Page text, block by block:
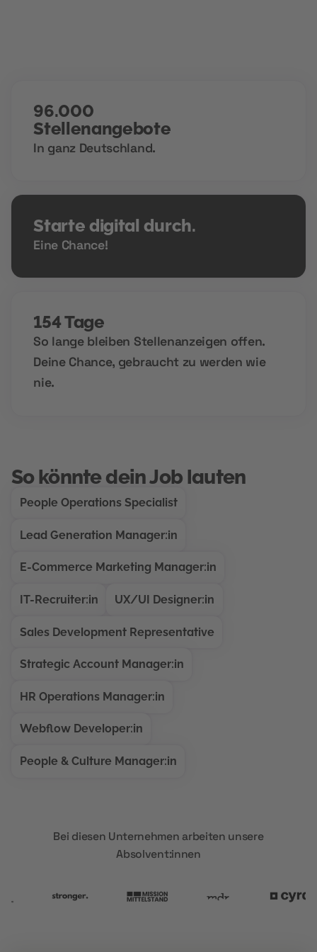
96.000
Stellenangebote
In ganz Deutschland.
Starte digital durch.
Eine Chance!
154 Tage
So lange bleiben Stellenanzeigen offen.
Deine Chance, gebraucht zu werden wie
nie.
So könnte dein Job lauten
People Operations Specialist
Lead Generation Manager:in
E-Commerce Marketing Manager:in
IT-Recruiter:in UX/UI Designer:in
Sales Development Representative
Strategic Account Manager:in
HR Operations Manager:in
Webflow Developer:in
People & Culture Manager:in
Bei diesen Unternehmen arbeiten unsere
Absolvent:innen